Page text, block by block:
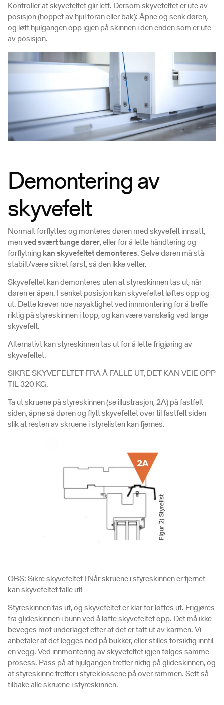
Kontroller at skyvefeltet glir lett. Dersom skyvefeltet er ute av
posisjon (hoppet av hjul foran eller bak): Åpne og senk døren,
og løft hjulgangen opp igjen på skinnen i den enden som er ute
av posisjon.
Demontering av
skyvefelt
Normalt forflyttes og monteres døren med skyvefelt innsatt,
menved svært tunge dører, eller for å lette håndtering og
forflytning kan skyvefeltet demonteres. Selve døren må stå
stabilt/være sikret først, så den ikke velter.
Skyvefeltet kan demonteres uten at styreskinnen tas ut, når
døren er åpen. I senket posisjon kan skyvefeltet løftes opp og
ut. Dette krever noe nøyaktighet ved innmontering for å treffe
riktig på styreskinnen i topp, og kan være vanskelig ved lange
skyvefelt.
Alternativt kan styreskinnen tas ut for å lette frigjøring av
skyvefeltet.
SIKRE SKYVEFELTET FRA Å FALLE UT, DET KAN VEIE OPP
TIL 320 KG.
Ta ut skruene på styreskinnen (se illustrasjon, 2A) på fastfelt
siden, åpne så døren og flytt skyvefeltet over til fastfelt siden
slik at resten av skruene i styrelisten kan fjernes.
OBS: Sikre skyvefeltet ! Når skruene i styreskinnen er fjernet
kan skyvefeltet falle ut!
Styreskinnen tas ut, og skyvefeltet er klar for løftes ut. Frigjøres
fra glideskinnen i bunn ved å løfte skyvefeltet opp. Det må ikke
beveges mot underlaget etter at det er tatt ut av karmen. Vi
anbefaler at det legges ned på bukker, eller stilles forsiktig inntil
en vegg. Ved innmontering av skyvefeltet igjen følges samme
prosess. Pass på at hjulgangen treffer riktig på glideskinnen, og
at styreskinne treffer i styreklossene på over rammen. Sett så
tilbake alle skruene i styreskinnen.